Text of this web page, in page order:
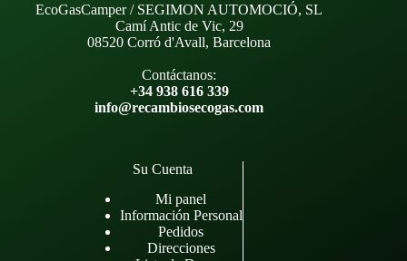
EcoGasCamper / SEGIMON AUTOMOCIÓ, SL
Camí Antic de Vic, 29
08520 Corró d'Avall, Barcelona
Contáctanos:
+34 938 616 339
info@recambiosecogas.com
Su Cuenta
Mi panel
Información Personal
Pedidos
Direcciones